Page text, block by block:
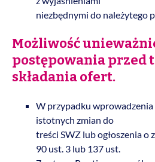
niezbędnymi do należytego
Możliwość
postępowania przed
składaniaofert.
W przypadku wprowadzenia
istotnych zmian do
treści SWZ lub ogłoszenia o
90 ust. 3 lub 137 ust.